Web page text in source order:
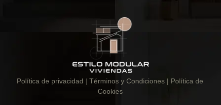
Política de privacidad | Términos y Condiciones | Política de
Cookies